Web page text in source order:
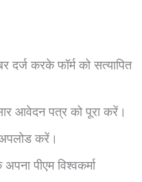
दर्ज करके फॉर्म को सत्यापित
आवेदन पत्र को पूरा करें।
करें।
पीएम विश्वकर्मा